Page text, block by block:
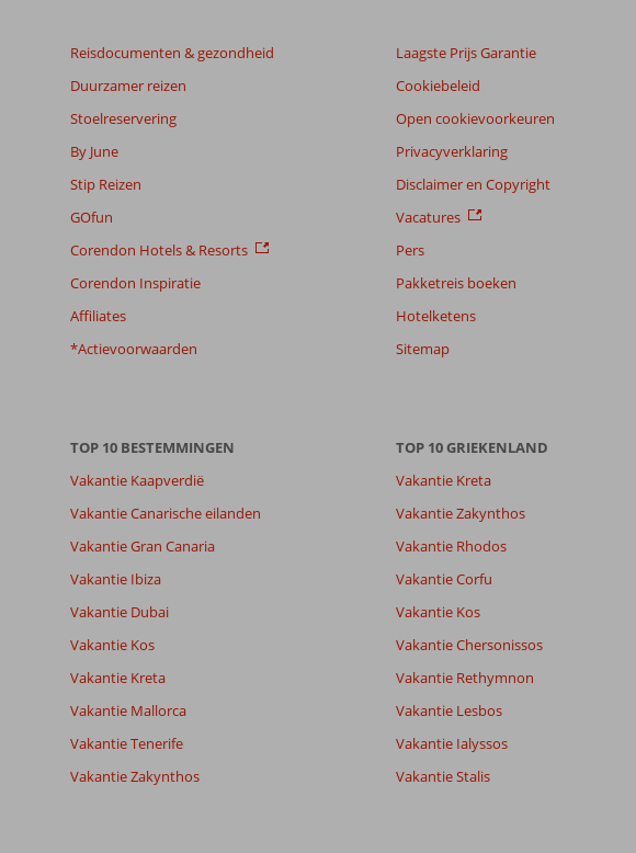
Eten
Kindvriendelijk
Wifi kwaliteit
Filter reisgezelschap
Alle
Sorteren op
datum (nieuw > oud)
Reisdocumenten & gezondheid
Duurzamer reizen
Stoelreservering
By June
Stip Reizen
GOfun
Corendon Hotels & Resorts
Corendon Inspiratie
Affiliates
*Actievoorwaarden
Laagste Prijs Garantie
Cookiebeleid
Open cookievoorkeuren
Privacyverklaring
Disclaimer en Copyright
Vacatures
Pers
Pakketreis boeken
Hotelketens
Sitemap
TOP 10 BESTEMMINGEN
Vakantie Kaapverdië
Vakantie Canarische eilanden
Vakantie Gran Canaria
Vakantie Ibiza
Vakantie Dubai
Vakantie Kos
Vakantie Kreta
Vakantie Mallorca
Vakantie Tenerife
Vakantie Zakynthos
TOP 10 GRIEKENLAND
Vakantie Kreta
Vakantie Zakynthos
Vakantie Rhodos
Vakantie Corfu
Vakantie Kos
Vakantie Chersonissos
Vakantie Rethymnon
Vakantie Lesbos
Vakantie Ialyssos
Vakantie Stalis